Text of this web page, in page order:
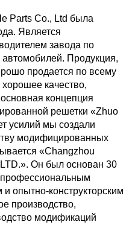
Parts Co., Ltd была
Является
завода по
автомобилей. Продукция,
продается по всему
качество,
концепция
решетки «Zhuo
усилий мы создали
модифицированных
«Changzhou
Он был основан 30
опытно-конструкторским
производство,
модификаций